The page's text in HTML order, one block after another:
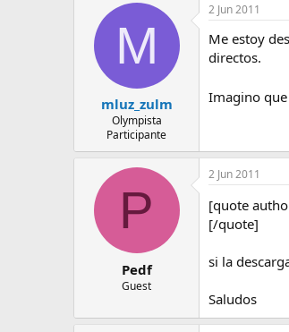
M
mluz_zulm
Olympista
Participante
2 Jun 2011
Me estoy
directos.
Imagino
P
Pedf
Guest
2 Jun 2011
[quote
[/quote]
si la
Saludos